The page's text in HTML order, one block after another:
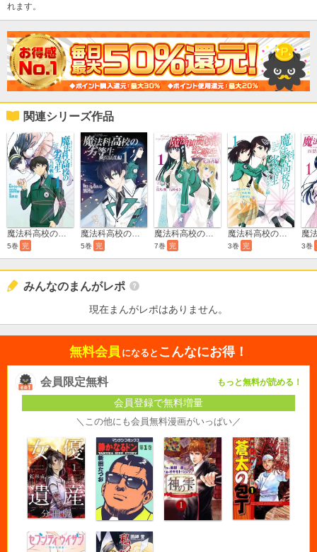
れます。
関連シリーズ作品
魔法科高校の劣等生 九校戦編
5巻 完
魔法科高校の劣等生 横浜騒乱編
5巻 完
魔法科高校の劣等生 来訪者編
7巻 完
魔法科高校の劣等生 ダブルセブン編
3巻 完 3巻
みんなのまんがレポ
現在まんがレポはありません。
無料会員 になると こんなにお得！
会員限定無料 もっと無料が読める！
会員登録で無料増量
＼この他にも会員無料漫画がいっぱい／